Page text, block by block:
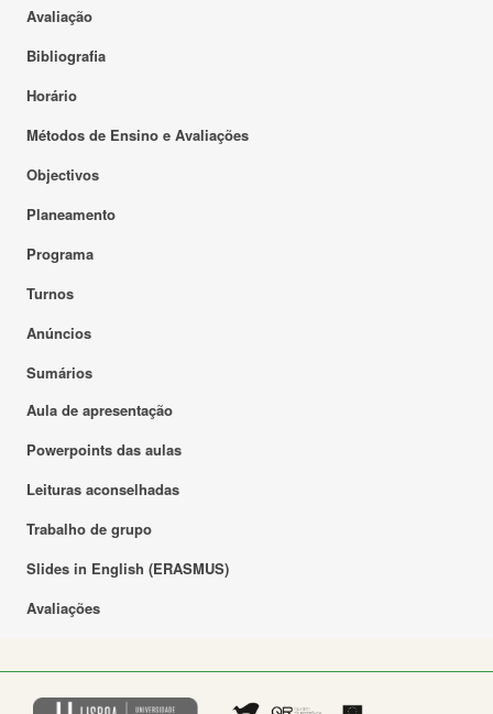
Avaliação
Bibliografia
Horário
Métodos de Ensino e Avaliações
Objectivos
Planeamento
Programa
Turnos
Anúncios
Sumários
Aula de apresentação
Powerpoints das aulas
Leituras aconselhadas
Trabalho de grupo
Slides in English (ERASMUS)
Avaliações